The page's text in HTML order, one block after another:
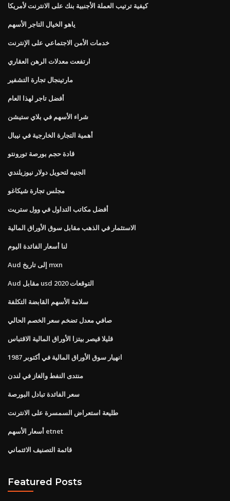
كيفية ترتيب العملة الأجنبية بنك على الانترنت لأمريكا
ياهو الخيال التاجر الأسهم
خدمات الأمن الاجتماعي على الإنترنت
ارتفعت معدلات الرهن العقاري
مارتينجال تجارة التشفير
أفضل تاجر لهذا العام
شراء الأسهم في بلاي ستيشن
أهمية التجارة الخارجية في نيبال
قادة حجم بورصة تورونتو
الجنيه لتحويل دولار نيوزيلندي
مجلس تجارة شيكاغو
أفضل مكاتب التداول في وول ستريت
الاستثمار في الذهب مقابل سوق الأوراق المالية
لنا أسعار الفائدة اليوم
Aud إلى تاريخ mxn
Aud مقابل usd 2020 التوقعات
سلامة الأسهم القابضة التكلفة
صافي معدل تضخم سعر الخصم الحالي
قليلا قيصر بيتزا الأوراق المالية الاقتباس
انهيار سوق الأوراق المالية في أكتوبر 1987
منتدى النفط والغاز في لندن
سعر الفائدة تبادل البورصة
طليعة استعراض السمسرة على الانترنت
أسعار الأسهم etnet
قائمة التصنيف الائتماني
Featured Posts